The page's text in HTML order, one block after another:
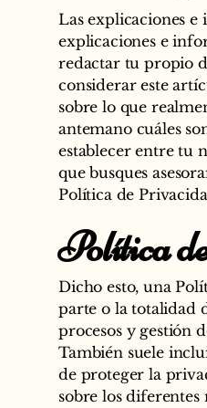
Las explicaciones
explicaciones e
redactar tu propio
considerar este
sobre lo que
antemano cuáles
establecer entre tu
que busques
Política de
Política
Dicho esto, una
parte o la totalidad
procesos y gestión
También suele
de proteger la
sobre los